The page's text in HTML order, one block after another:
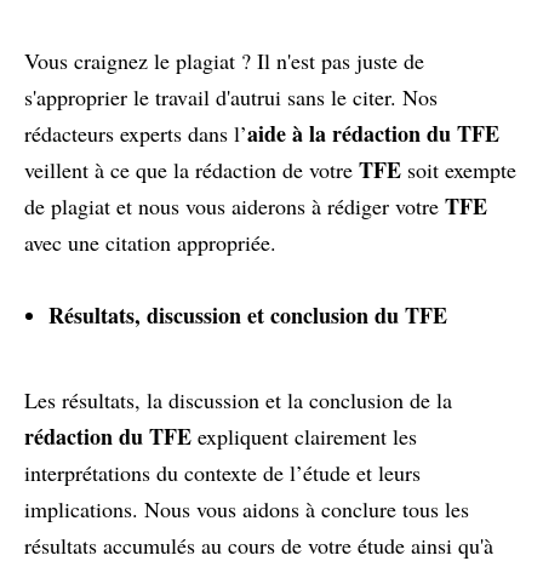
Vous craignez le plagiat ? Il n'est pas juste de
s'approprier le travail d'autrui sans le citer. Nos
rédacteurs experts dans l’aide à la rédaction du TFE
veillent à ce que la rédaction de votre TFE soit exempte
de plagiat et nous vous aiderons à rédiger votre TFE
avec une citation appropriée.
Résultats, discussion et conclusion du TFE
Les résultats, la discussion et la conclusion de la
rédaction du TFE expliquent clairement les
interprétations du contexte de l’étude et leurs
implications. Nous vous aidons à conclure tous les
résultats accumulés au cours de votre étude ainsi qu'à